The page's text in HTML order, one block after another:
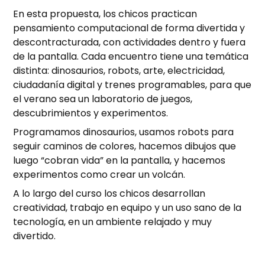
En esta propuesta, los chicos practican
pensamiento computacional de forma divertida y
descontracturada, con actividades dentro y fuera
de la pantalla. Cada encuentro tiene una temática
distinta: dinosaurios, robots, arte, electricidad,
ciudadanía digital y trenes programables, para que
el verano sea un laboratorio de juegos,
descubrimientos y experimentos.
Programamos dinosaurios, usamos robots para
seguir caminos de colores, hacemos dibujos que
luego “cobran vida” en la pantalla, y hacemos
experimentos como crear un volcán.
A lo largo del curso los chicos desarrollan
creatividad, trabajo en equipo y un uso sano de la
tecnología, en un ambiente relajado y muy
divertido.